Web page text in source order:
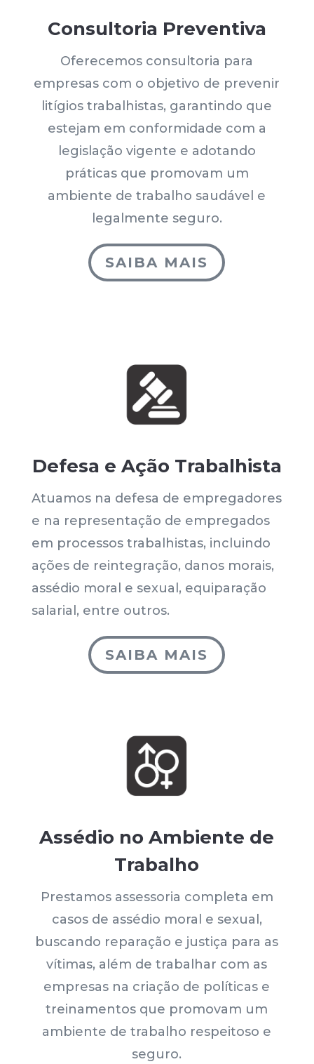
Consultoria Preventiva
Oferecemos consultoria para
empresas com o objetivo de prevenir
litígios trabalhistas, garantindo que
estejam em conformidade com a
legislação vigente e adotando
práticas que promovam um
ambiente de trabalho saudável e
legalmente seguro.
SAIBA MAIS
Defesa e Ação Trabalhista
Atuamos na defesa de empregadores
e na representação de empregados
em processos trabalhistas, incluindo
ações de reintegração, danos morais,
assédio moral e sexual, equiparação
salarial, entre outros.
SAIBA MAIS
Assédio no Ambiente de
Trabalho
Prestamos assessoria completa em
casos de assédio moral e sexual,
buscando reparação e justiça para as
vítimas, além de trabalhar com as
empresas na criação de políticas e
treinamentos que promovam um
ambiente de trabalho respeitoso e
seguro.